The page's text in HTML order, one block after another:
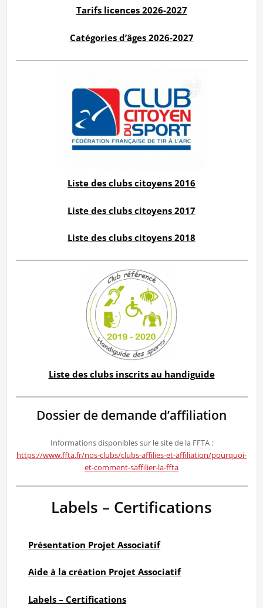
Tarifs licences 2026-2027
Catégories d’âges 2026-2027
Liste des clubs citoyens 2016
Liste des clubs citoyens 2017
Liste des clubs citoyens 2018
Liste des clubs inscrits au handiguide
Dossier de demande d’affiliation
Informations disponibles sur le site de la FFTA :
https://www.ffta.fr/nos-clubs/clubs-affilies-et-affiliation/pourquoi-
et-comment-saffilier-la-ffta
Labels – Certifications
Présentation Projet Associatif
Aide à la création Projet Associatif
Labels – Certifications